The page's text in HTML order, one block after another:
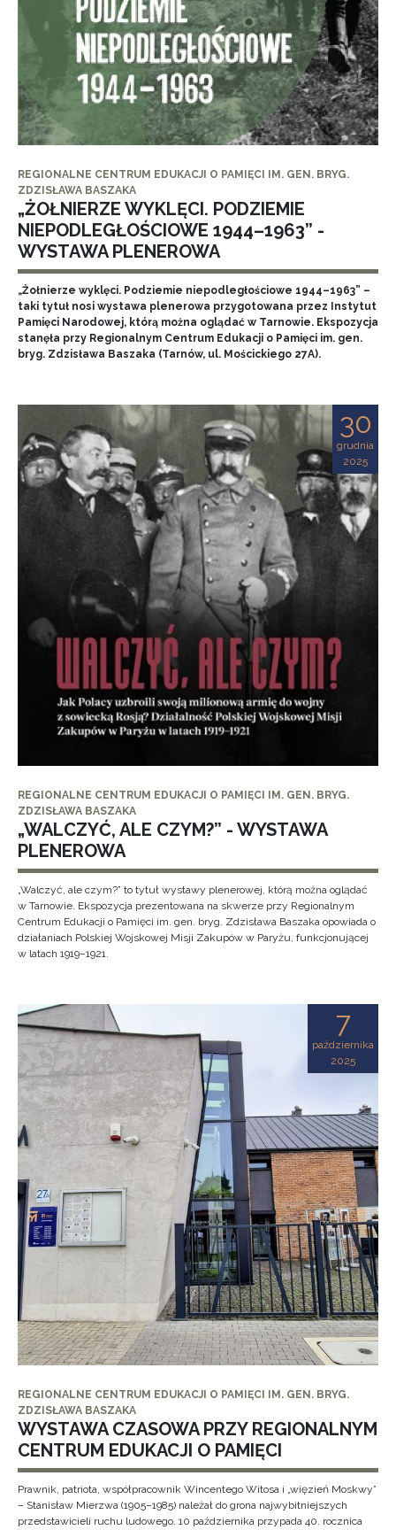
REGIONALNE CENTRUM EDUKACJI O PAMIĘCI IM. GEN. BRYG.
ZDZISŁAWA BASZAKA
„ŻOŁNIERZE WYKLĘCI. PODZIEMIE
NIEPODLEGŁOŚCIOWE 1944–1963” -
WYSTAWA PLENEROWA
„Żołnierze wyklęci. Podziemie niepodległościowe 1944–1963” –
taki tytuł nosi wystawa plenerowa przygotowana przez Instytut
Pamięci Narodowej, którą można oglądać w Tarnowie. Ekspozycja
stanęła przy Regionalnym Centrum Edukacji o Pamięci im. gen.
bryg. Zdzisława Baszaka (Tarnów, ul. Mościckiego 27A).
30
grudnia
2025
REGIONALNE CENTRUM EDUKACJI O PAMIĘCI IM. GEN. BRYG.
ZDZISŁAWA BASZAKA
„WALCZYĆ, ALE CZYM?” - WYSTAWA
PLENEROWA
„Walczyć, ale czym?” to tytuł wystawy plenerowej, którą można oglądać
w Tarnowie. Ekspozycja prezentowana na skwerze przy Regionalnym
Centrum Edukacji o Pamięci im. gen. bryg. Zdzisława Baszaka opowiada o
działaniach Polskiej Wojskowej Misji Zakupów w Paryżu, funkcjonującej
w latach 1919–1921.
7
października
2025
REGIONALNE CENTRUM EDUKACJI O PAMIĘCI IM. GEN. BRYG.
ZDZISŁAWA BASZAKA
WYSTAWA CZASOWA PRZY REGIONALNYM
CENTRUM EDUKACJI O PAMIĘCI
Prawnik, patriota, współpracownik Wincentego Witosa i „więzień Moskwy”
– Stanisław Mierzwa (1905–1985) należał do grona najwybitniejszych
przedstawicieli ruchu ludowego. 10 października przypada 40. rocznica